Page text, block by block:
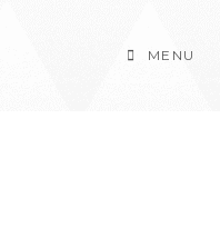
MENU